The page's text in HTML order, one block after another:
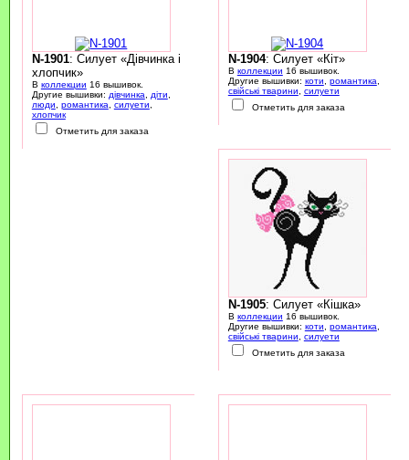
N-1901: Силует «Дівчинка і
хлопчик»
В коллекции 16 вышивок.
Другие вышивки: дівчинка діти
люди
романтика силуети
хлопчик
Отметить для заказа
N-1904: Силует «Кіт»
В коллекции 16 вышивок.
Другие вышивки: коти романтика
свійські тварини
силуети
Отметить для заказа
N-1905: Силует «Кішка»
В коллекции 16 вышивок.
Другие вышивки: коти романтика
свійські тварини
силуети
Отметить для заказа